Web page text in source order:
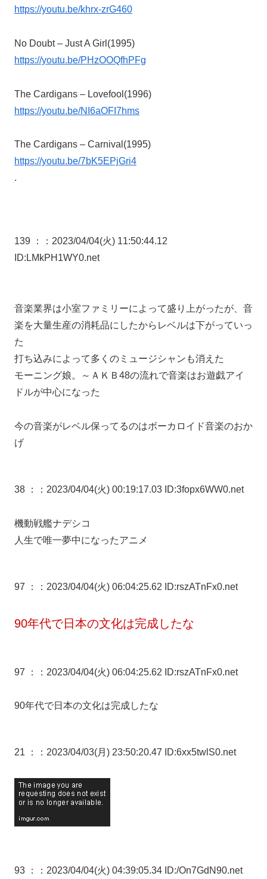
https://youtu.be/khrx-zrG460
No Doubt – Just A Girl(1995)
https://youtu.be/PHzOOQfhPFg
The Cardigans – Lovefool(1996)
https://youtu.be/NI6aOFI7hms
The Cardigans – Carnival(1995)
https://youtu.be/7bK5EPjGri4
.
139 ：
：2023/04/04(火) 11:50:44.12
ID:LMkPH1WY0.net
音楽業界は小室ファミリーによって盛り上がったが、音
楽を大量生産の消耗品にしたからレベルは下がっていっ
た
打ち込みによって多くのミュージシャンも消えた
モーニング娘。～ＡＫＢ48の流れで音楽はお遊戯アイ
ドルが中心になった
今の音楽がレベル保ってるのはボーカロイド音楽のおか
げ
38 ： ：2023/04/04(火) 00:19:17.03 ID:3fopx6WW0.net
機動戦艦ナデシコ
人生で唯一夢中になったアニメ
97 ： ：2023/04/04(火) 06:04:25.62 ID:rszATnFx0.net
90年代で日本の文化は完成したな
97 ： ：2023/04/04(火) 06:04:25.62 ID:rszATnFx0.net
90年代で日本の文化は完成したな
21 ： ：2023/04/03(月) 23:50:20.47 ID:6xx5twlS0.net
93 ： ：2023/04/04(火) 04:39:05.34 ID:/On7GdN90.net